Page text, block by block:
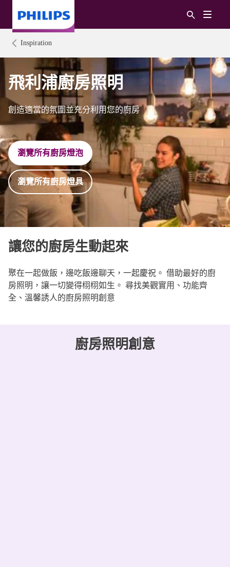
Inspiration
飛利浦廚房照明
創造適當的氛圍並充分利用您的廚房
瀏覽所有廚房燈泡
瀏覽所有廚房燈具
讓您的廚房生動起來
聚在一起做飯，邊吃飯邊聊天，一起慶祝。 借助最好的廚
房照明，讓一切變得栩栩如生。 尋找美觀實用、功能齊
全、溫馨誘人的廚房照明創意
廚房照明創意